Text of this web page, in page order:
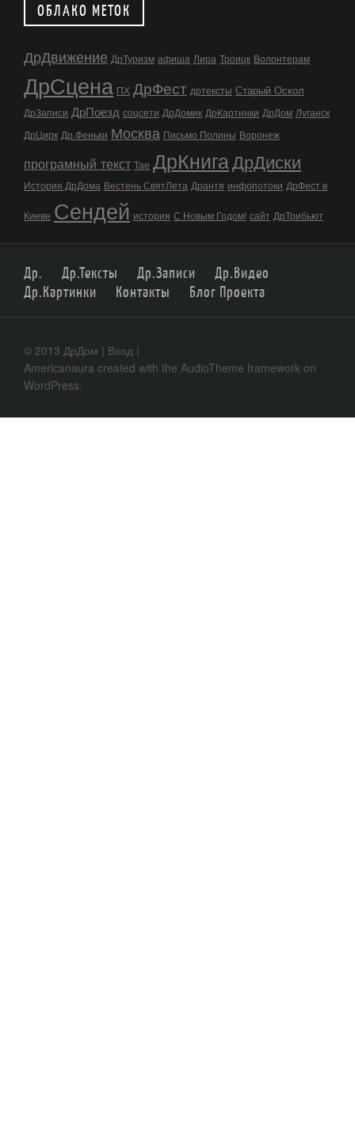
ОБЛАКО МЕТОК
ДрДвижение ДрТуризм афиша Лира Троицк Волонтерам
ДрСцена ПХ ДрФест дртексты Старый Оскол
ДрЗаписи ДрПоезд соцсети ДрДомик ДрКартинки ДрДом Луганск
ДрЦирк Др.Феньки Москва Письмо Полины Воронеж
програмный текст Тае ДрКнигаДрДиски
История ДрДома Вестень СвятЛета Дрантя инфопотоки ДрФест в
Киеве Сендей история С Новым Годом! сайт ДрТрибьют
Др. Др.Тексты Др.Записи
Др.Видео
Др.Картинки
Контакты Блог Проекта
© 2013 ДрДом | Вход |
Americanaura created with the AudioTheme framework on
WordPress.